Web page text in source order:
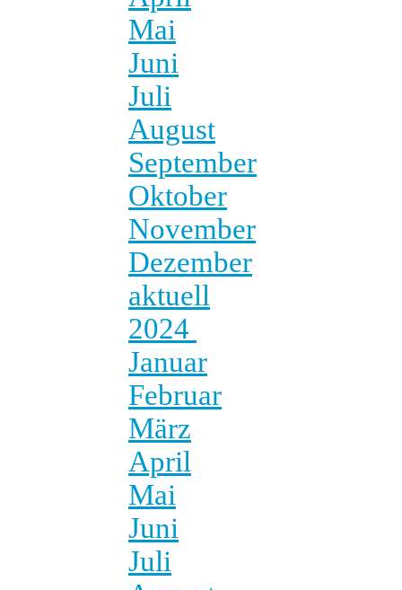
Mai
Juni
Juli
August
September
Oktober
November
Dezember
aktuell
2024
Januar
Februar
März
April
Mai
Juni
Juli